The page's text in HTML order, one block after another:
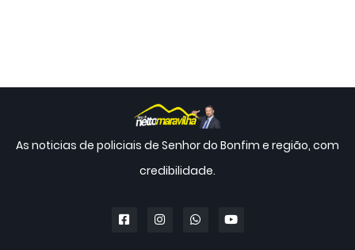
As noticias de policiais de Senhor do Bonfim e região, com
credibilidade.